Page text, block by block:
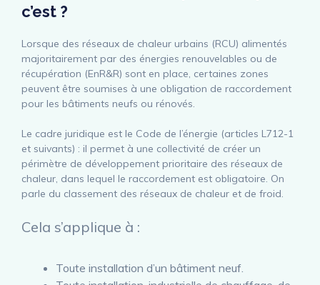
c’est ?
Lorsque des réseaux de chaleur urbains (RCU) alimentés
majoritairement par des énergies renouvelables ou de
récupération (EnR&R) sont en place, certaines zones
peuvent être soumises à une obligation de raccordement
pour les bâtiments neufs ou rénovés.
Le cadre juridique est le Code de l’énergie (articles L712-1
et suivants) : il permet à une collectivité de créer un
périmètre de développement prioritaire des réseaux de
chaleur, dans lequel le raccordement est obligatoire. On
parle du classement des réseaux de chaleur et de froid.
Cela s’applique à :
Toute installation d’un bâtiment neuf.